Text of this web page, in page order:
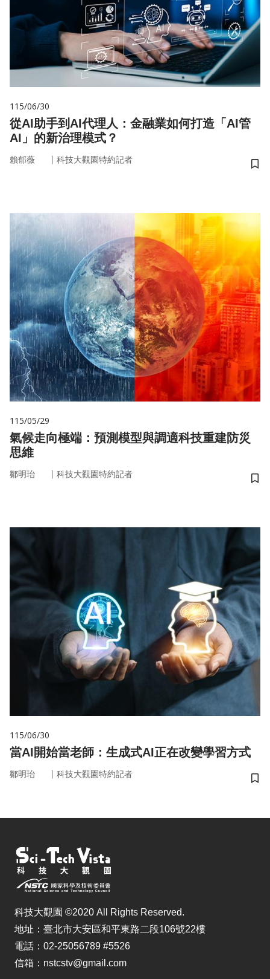
115/06/30
從AI助手到AI代理人：金融業如何打造「AI管
AI」的新治理模式？
賴郁薇 ｜ 科技大觀園特約記者
儲
115/05/29
氣候走向極端：預測模型與調適科技重建防災
思維
鄒明珆 ｜ 科技大觀園特約記者
儲
115/06/30
當AI開始當老師：生成式AI正在改變學習方式
鄒明珆 ｜ 科技大觀園特約記者
儲
科技大觀園 ©2020 All Rights Reserved.
地址：臺北市大安區和平東路二段106號22樓
電話：02-25056789 #5526
信箱：nstcstv@gmail.com